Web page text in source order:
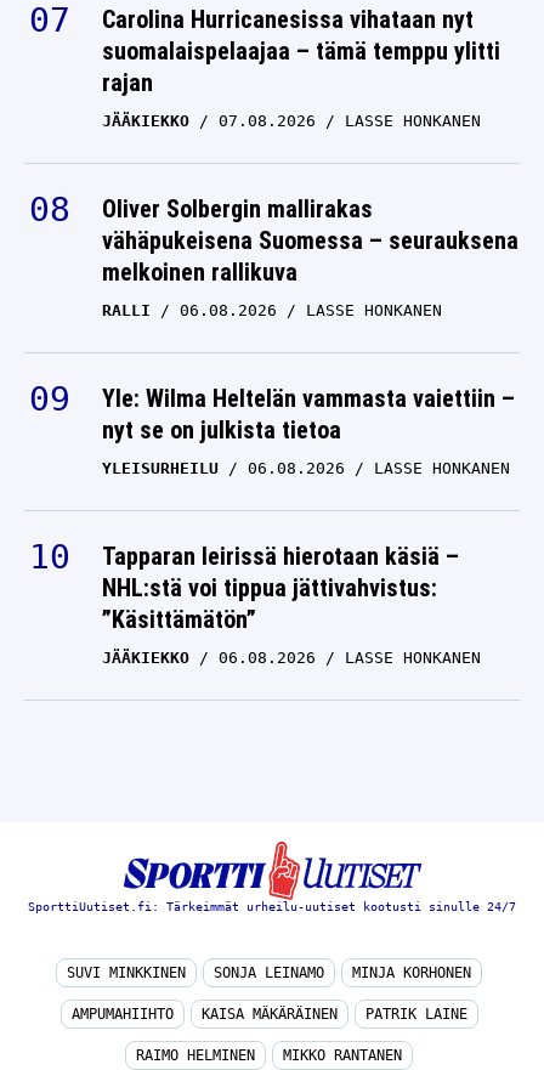
Carolina Hurricanesissa vihataan nyt
suomalaispelaajaa – tämä temppu ylitti
rajan
JÄÄKIEKKO 07.08.2026 LASSE HONKANEN
Oliver Solbergin mallirakas
vähäpukeisena Suomessa – seurauksena
melkoinen rallikuva
RALLI 06.08.2026 LASSE HONKANEN
Yle: Wilma Heltelän vammasta vaiettiin –
nyt se on julkista tietoa
YLEISURHEILU 06.08.2026 LASSE HONKANEN
Tapparan leirissä hierotaan käsiä –
NHL:stä voi tippua jättivahvistus:
”Käsittämätön”
JÄÄKIEKKO 06.08.2026 LASSE HONKANEN
SporttiUutiset.fi: Tärkeimmät urheilu-uutiset kootusti sinulle 24/7
SUVI MINKKINEN SONJA LEINAMO MINJA KORHONEN
AMPUMAHIIHTO KAISA MÄKÄRÄINEN PATRIK LAINE
RAIMO HELMINEN MIKKO RANTANEN